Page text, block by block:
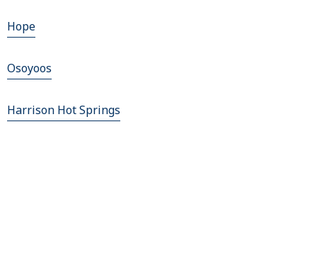
Hope
Osoyoos
Harrison Hot Springs